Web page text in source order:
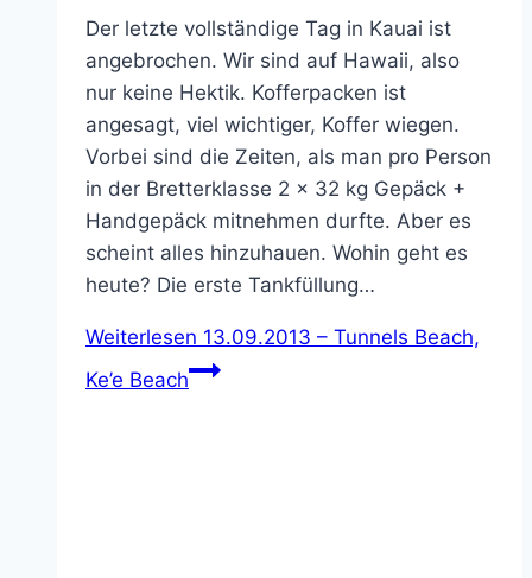
Der letzte vollständige Tag in Kauai ist
angebrochen. Wir sind auf Hawaii, also
nur keine Hektik. Kofferpacken ist
angesagt, viel wichtiger, Koffer wiegen.
Vorbei sind die Zeiten, als man pro Person
in der Bretterklasse 2 x 32 kg Gepäck +
Handgepäck mitnehmen durfte. Aber es
scheint alles hinzuhauen. Wohin geht es
heute? Die erste Tankfüllung…
Weiterlesen 13.09.2013 – Tunnels Beach,
Ke’e Beach